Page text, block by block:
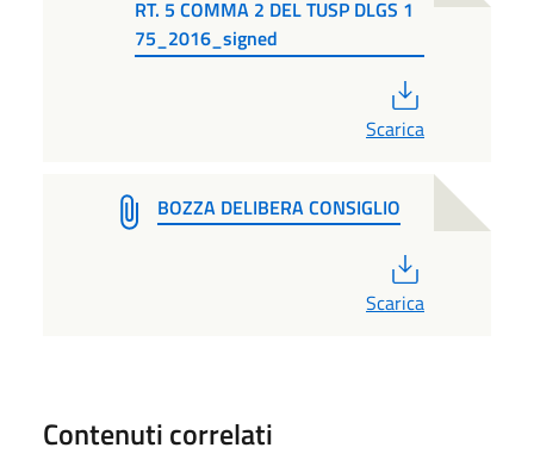
RT. 5 COMMA 2 DEL TUSP DLGS 1
75_2016_signed
Scarica
BOZZA DELIBERA CONSIGLIO
Scarica
Contenuti correlati